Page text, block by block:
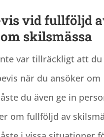
vid fullföljd
skilsmässa
var tillräckligt att du
när du ansöker om
du även ge in
om fullföljd av